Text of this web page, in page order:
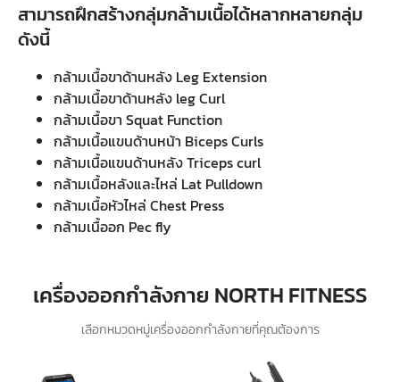
สามารถฝึกสร้างกลุ่มกล้ามเนื้อได้หลากหลายกลุ่ม
ดังนี้
กล้ามเนื้อขาด้านหลัง Leg Extension
กล้ามเนื้อขาด้านหลัง leg Curl
กล้ามเนื้อขา Squat Function
กล้ามเนื้อแขนด้านหน้า Biceps Curls
กล้ามเนื้อแขนด้านหลัง Triceps curl
กล้ามเนื้อหลังและไหล่ Lat Pulldown
กล้ามเนื้อหัวไหล่ Chest Press
กล้ามเนื้ออก Pec fly
เลือกหมวดหมู่เครื่องออกกำลังกายที่คุณต้องการ
เครื่องออกกำลังกาย NORTH FITNESS